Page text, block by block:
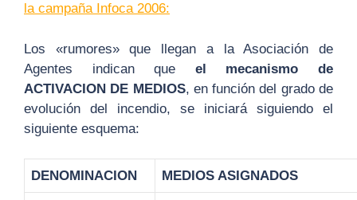
la campaña Infoca 2006:
Los «rumores» que llegan a la Asociación de
Agentes indican que el mecanismo de
ACTIVACION DE MEDIOS, en función del grado de
evolución del incendio, se iniciará siguiendo el
siguiente esquema:
DENOMINACION MEDIOS ASIGNADOS